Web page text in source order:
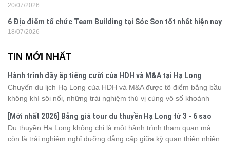
nghi
20/07/2026
6 Địa điểm tổ chức Team Building tại Sóc Sơn tốt nhất hiện nay
18/07/2026
TIN MỚI NHẤT
Hành trình đầy ắp tiếng cười của HDH và M&A tại Hạ Long
Chuyến du lịch Hạ Long của HDH và M&A được tô điểm bằng bầu
không khí sôi nổi, những trải nghiệm thú vị cùng vô số khoảnh
phút giây đồng hành bên nhau, tất cả đã tạo nên một chuyến đi
tràn đầy cảm xúc và dấu ấn khó quên.
[Mới nhất 2026] Bảng giá tour du thuyền Hạ Long từ 3 - 6 sao
Du thuyền Hạ Long không chỉ là một hành trình tham quan mà
còn là trải nghiệm nghỉ dưỡng đẳng cấp giữa kỳ quan thiên nhiên